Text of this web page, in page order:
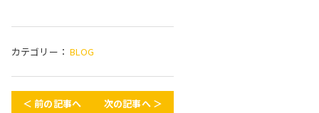
カテゴリー： BLOG
＜ 前の記事へ 次の記事へ ＞